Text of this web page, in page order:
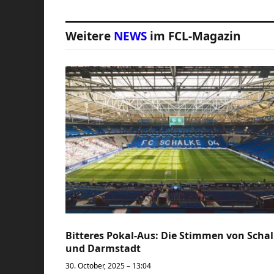
Weitere NEWS im FCL-Magazin
Bitteres Pokal-Aus: Die Stimmen von
und Darmstadt
30. October, 2025 – 13:04